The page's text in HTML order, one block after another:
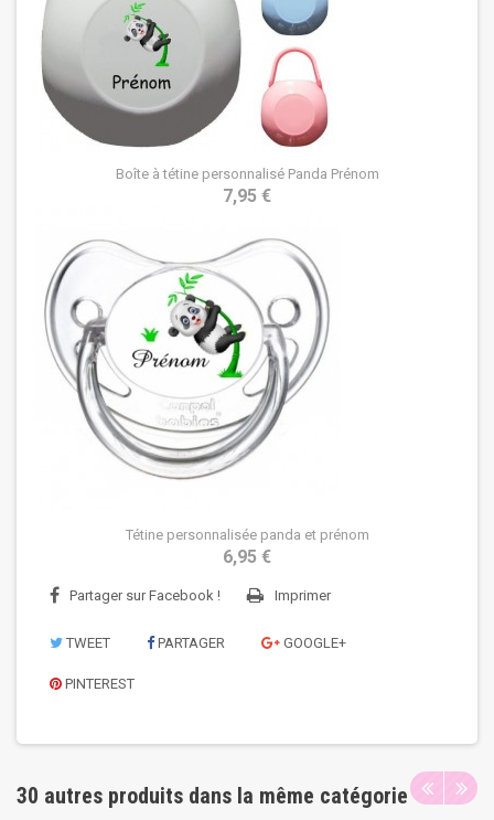
Boîte à tétine personnalisé Panda Prénom
7,95 €
Tétine personnalisée panda et prénom
6,95 €
Partager sur Facebook ! Imprimer
TWEET PARTAGER GOOGLE+
PINTEREST
30 autres produits dans la même catégorie